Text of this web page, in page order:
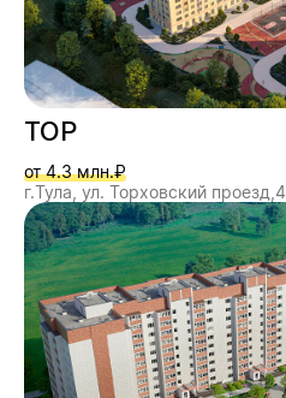
ТОР
от 4.3 млн.₽
г.Тула, ул. Торховский проезд,4